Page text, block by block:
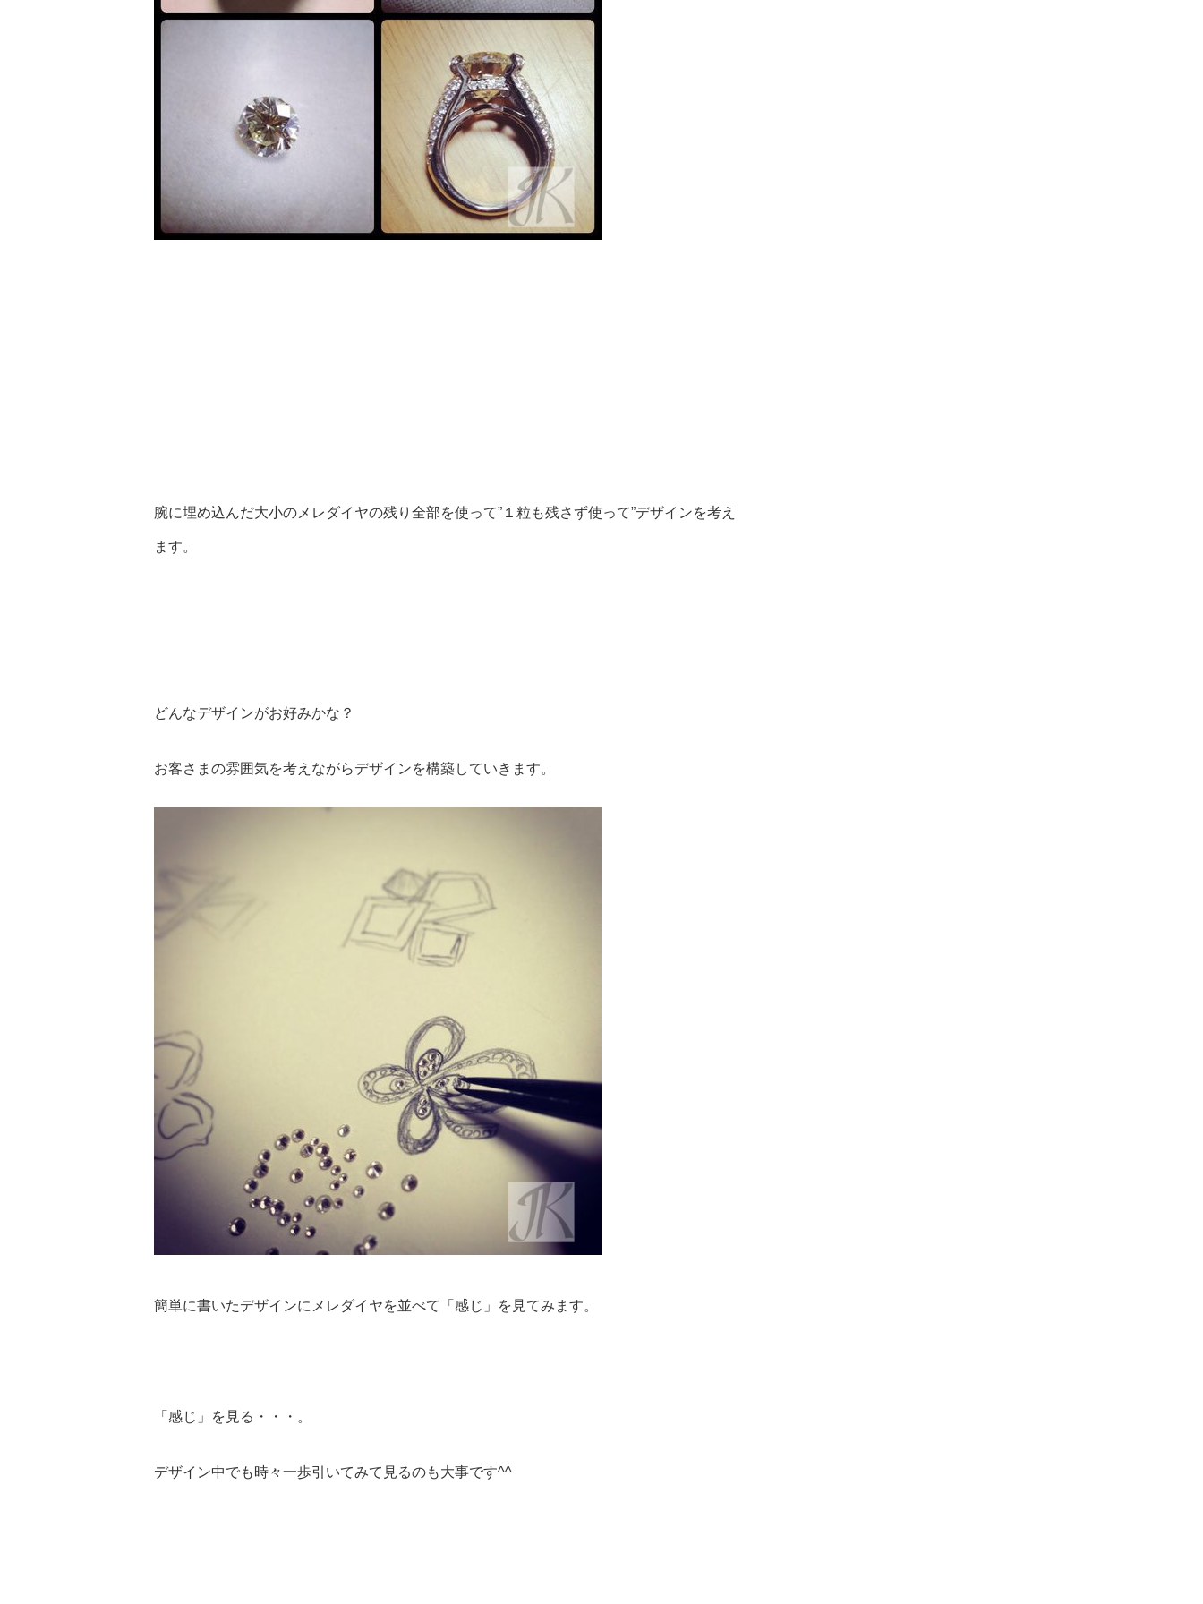
腕に埋め込んだ大小のメレダイヤの残り全部を使って”１粒も残さず使って”デザインを考え
ます。
どんなデザインがお好みかな？
お客さまの雰囲気を考えながらデザインを構築していきます。
簡単に書いたデザインにメレダイヤを並べて「感じ」を見てみます。
「感じ」を見る・・・。
デザイン中でも時々一歩引いてみて見るのも大事です^^